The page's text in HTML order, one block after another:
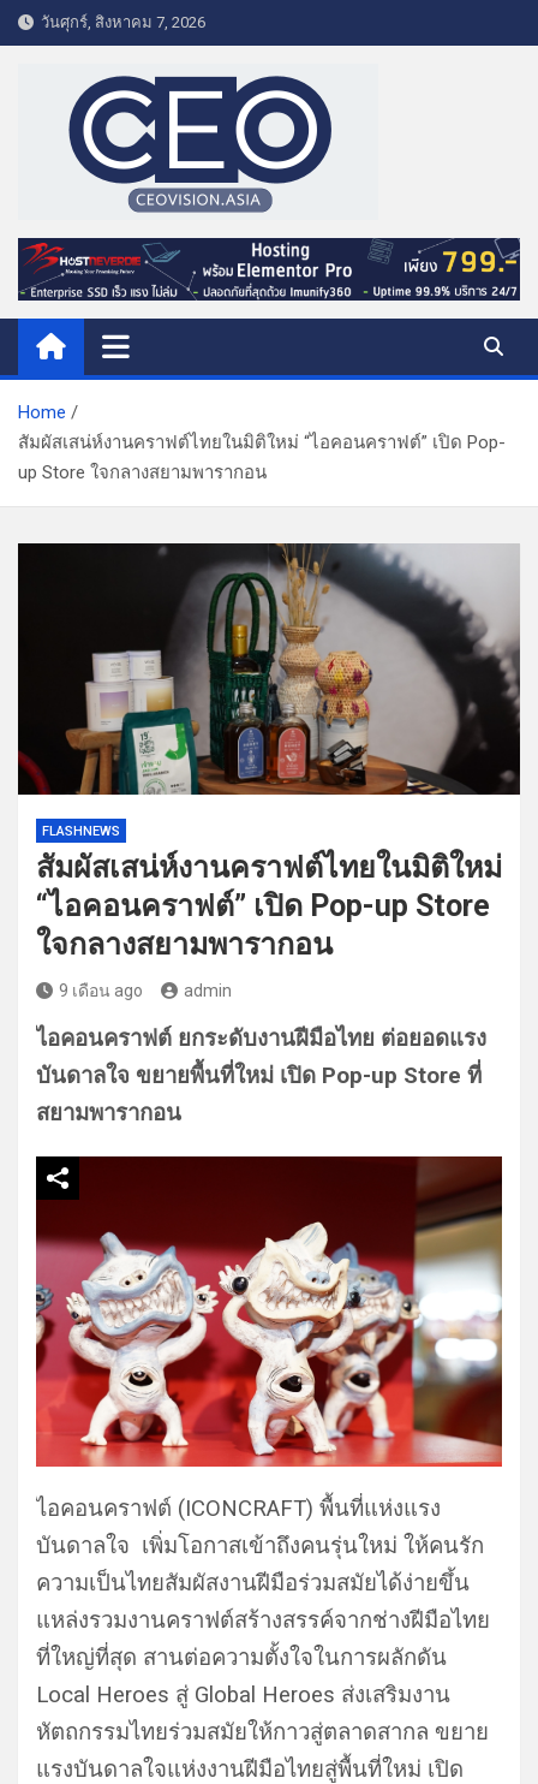
k
e
t
วันศุกร์, สิงหาคม 7, 2026
CEO VISION.ASIA
Business & Lifestyle
Home
สัมผัสเสน่ห์งานคราฟต์ไทยในมิติใหม่ “ไอคอนคราฟต์” เปิด Pop-
up Store ใจกลางสยามพารากอน
FLASHNEWS
สัมผัสเสน่ห์งานคราฟต์ไทยในมิติใหม่
“ไอคอนคราฟต์” เปิด Pop-up Store
ใจกลางสยามพารากอน
9 เดือน ago admin
ไอคอนคราฟต์ ยกระดับงานฝีมือไทย ต่อยอดแรง
บันดาลใจ ขยายพื้นที่ใหม่ เปิด Pop-up Store ที่
สยามพารากอน
ไอคอนคราฟต์ (ICONCRAFT) พื้นที่แห่งแรง
บันดาลใจ เพิ่มโอกาสเข้าถึงคนรุ่นใหม่ ให้คนรัก
ความเป็นไทยสัมผัสงานฝีมือร่วมสมัยได้ง่ายขึ้น
แหล่งรวมงานคราฟต์สร้างสรรค์จากช่างฝีมือไทย
ที่ใหญ่ที่สุด สานต่อความตั้งใจในการผลักดัน
Local Heroes สู่ Global Heroes ส่งเสริมงาน
หัตถกรรมไทยร่วมสมัยให้กาวสู่ตลาดสากล ขยาย
แรงบันดาลใจแห่งงานฝีมือไทยสู่พื้นที่ใหม่ เปิด